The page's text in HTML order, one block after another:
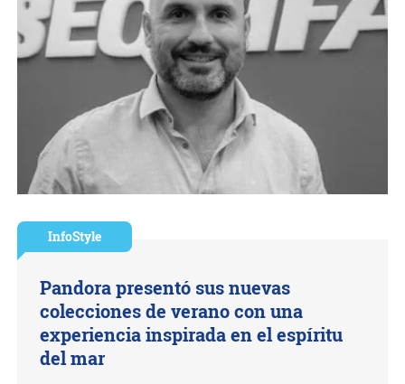
InfoStyle
Pandora presentó sus nuevas
colecciones de verano con una
experiencia inspirada en el espíritu
del mar